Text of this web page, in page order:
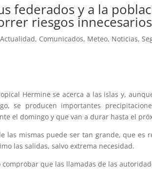
federados y a la
riesgos innecesarios
Actualidad, Comunicados, Meteo, Noticias,
Hermine se acerca a las islas y,
se producen importantes
el domingo y que van a durar hasta el
las mismas puede ser tan grande, que es
las salidas, salvo extrema necesidad.
comprobar que las llamadas de las